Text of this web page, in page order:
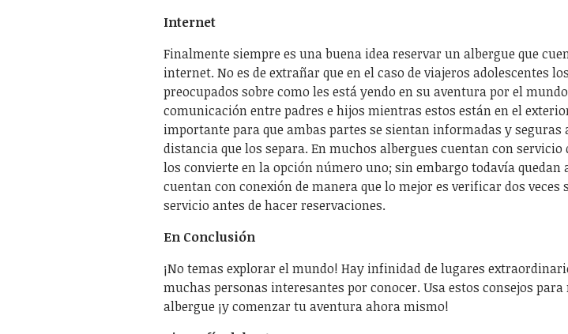
Internet
Finalmente siempre es una buena idea reservar un albergue que
internet. No es de extrañar que en el caso de viajeros adolescentes
preocupados sobre como les está yendo en su aventura por el
comunicación entre padres e hijos mientras estos están en el
importante para que ambas partes se sientan informadas y seguras
distancia que los separa. En muchos albergues cuentan con
los convierte en la opción número uno; sin embargo todavía quedan
cuentan con conexión de manera que lo mejor es verificar dos veces
servicio antes de hacer reservaciones.
En Conclusión
¡No temas explorar el mundo! Hay infinidad de lugares
muchas personas interesantes por conocer. Usa estos consejos
albergue ¡y comenzar tu aventura ahora mismo!